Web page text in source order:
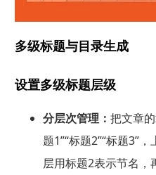
多级标题与目录生成
设置多级标题层级
分层次管理： 把文章
题1”“标题2”“标题3”
层用标题2表示节名，